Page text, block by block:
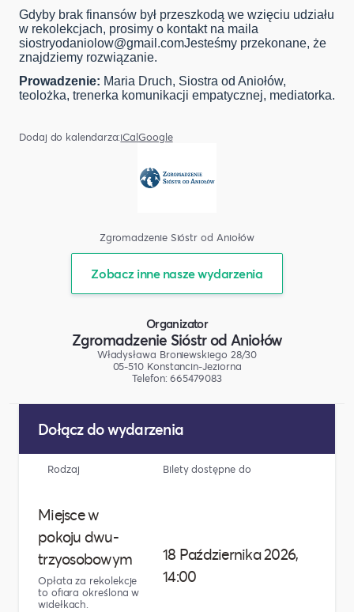
Gdyby brak finansów był przeszkodą we wzięciu udziału
w rekolekcjach, prosimy o kontakt na maila
siostryodaniolow@gmail.comJesteśmy przekonane, że
znajdziemy rozwiązanie.
Prowadzenie: Maria Druch, Siostra od Aniołów,
teolożka, trenerka komunikacji empatycznej, mediatorka.
Dodaj do kalendarza:iCalGoogle
Zgromadzenie Sióstr od Aniołów
Zobacz inne nasze wydarzenia
Organizator
Zgromadzenie Sióstr od Aniołów
Władysława Broniewskiego 28/30
05-510 Konstancin-Jeziorna
Telefon: 665479083
Dołącz do wydarzenia
Rodzaj Bilety dostępne do
Miejsce w
pokoju dwu-
trzyosobowym
Opłata za rekolekcje
to ofiara określona w
widełkach.
18 Października 2026,
14:00